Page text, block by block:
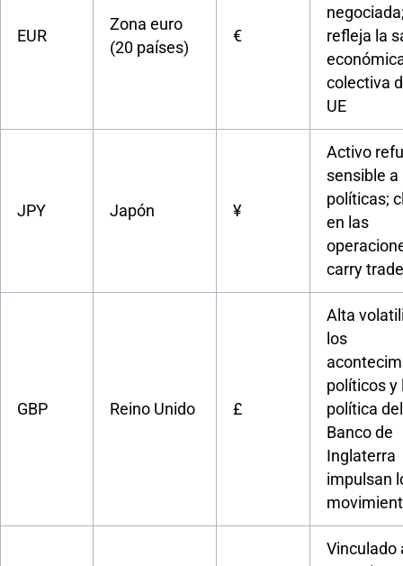
EUR
Zona euro
(20 países)
€
refleja la
colectiva
UE
JPY Japón ¥
Activo
sensible a
políticas;
en las
carry trade
GBP Reino Unido £
Alta
los
políticos y
política del
Banco de
Inglaterra
impulsan
Vinculado